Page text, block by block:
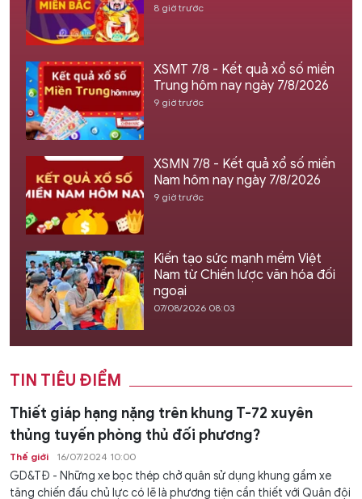
8 giờ trước
XSMT 7/8 - Kết quả xổ số miền
Trung hôm nay ngày 7/8/2026
9 giờ trước
XSMN 7/8 - Kết quả xổ số miền
Nam hôm nay ngày 7/8/2026
9 giờ trước
Kiến tạo sức mạnh mềm Việt
Nam từ Chiến lược văn hóa đối
ngoại
07/08/2026 08:03
TIN TIÊU ĐIỂM
Thiết giáp hạng nặng trên khung T-72 xuyên
thủng tuyến phòng thủ đối phương?
Thế giới 16/07/2024 10:00
GD&TĐ - Những xe bọc thép chở quân sử dụng khung gầm xe
tăng chiến đấu chủ lực có lẽ là phương tiện cần thiết với Quân đội